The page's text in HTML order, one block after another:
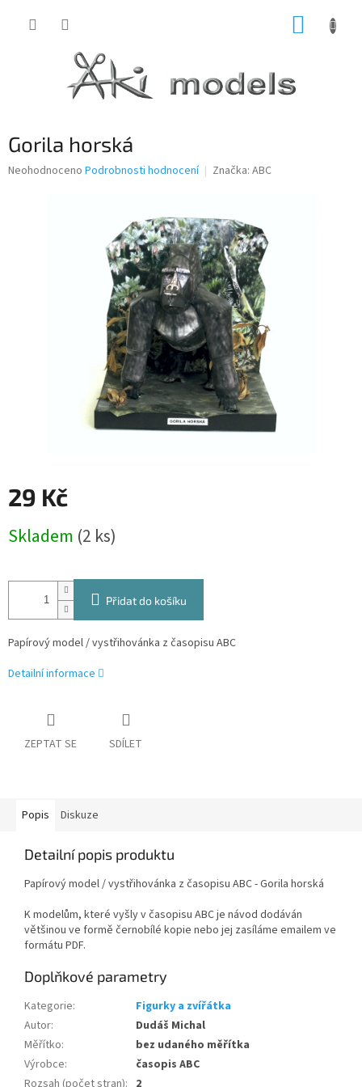
Gorila horská
Průměrné
Neohodnoceno Podrobnosti hodnocení Značka: ABC
29 Kč
cena:
Skladem (2 ks)
Přidat do košíku
Papírový model / vystřihovánka z časopisu ABC
Detailní informace
ZEPTAT SE SDÍLET
Popis Diskuze
Detailní popis produktu
Papírový model / vystřihovánka z časopisu ABC - Gorila horská
K modelům, které vyšly v časopisu ABC je návod dodáván
většinou ve formě černobílé kopie nebo jej zasíláme emailem ve
formátu PDF.
Doplňkové parametry
Kategorie:
Figurky a zvířátka
Autor:
Dudáš Michal
Měřítko:
bez udaného měřítka
Výrobce:
časopis ABC